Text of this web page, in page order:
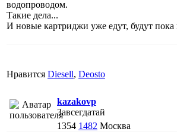
водопроводом.
Такие дела...
И новые картриджи уже едут, будут пока
Нравится Diesell, Deosto
kazakovp
Завсегдатай
1354 1482 Москва